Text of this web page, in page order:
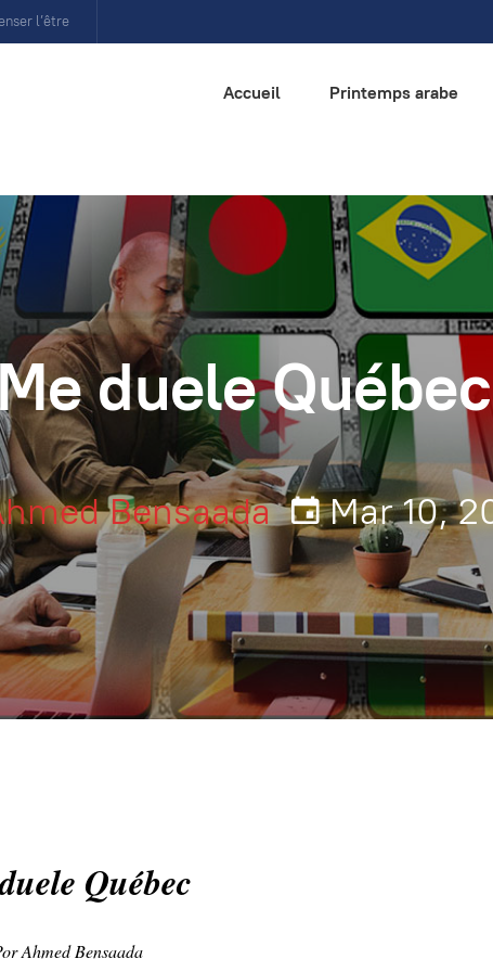
l’être
Accueil Printemps arabe
duele Québec
Bensaada Mar 10,
Québec
Ahmed Bensaada